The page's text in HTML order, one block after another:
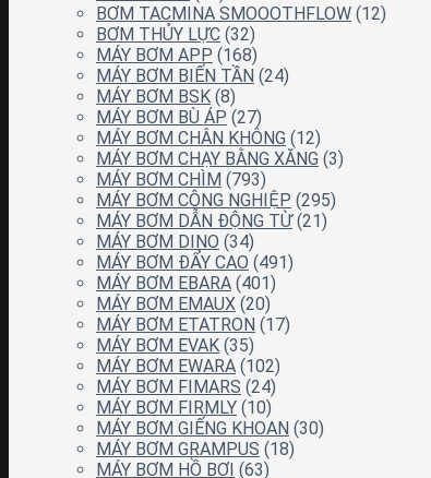
BƠM TACMINA SMOOOTHFLOW (12)
BƠM THỦY LỰC (32)
MÁY BƠM APP (168)
MÁY BƠM BIẾN TẦN (24)
MÁY BƠM BSK (8)
MÁY BƠM BÙ ÁP (27)
MÁY BƠM CHÂN KHÔNG (12)
MÁY BƠM CHẠY BẰNG XĂNG (3)
MÁY BƠM CHÌM (793)
MÁY BƠM CÔNG NGHIỆP (295)
MÁY BƠM DẪN ĐỘNG TỪ (21)
MÁY BƠM DINO (34)
MÁY BƠM ĐẨY CAO (491)
MÁY BƠM EBARA (401)
MÁY BƠM EMAUX (20)
MÁY BƠM ETATRON (17)
MÁY BƠM EVAK (35)
MÁY BƠM EWARA (102)
MÁY BƠM FIMARS (24)
MÁY BƠM FIRMLY (10)
MÁY BƠM GIẾNG KHOAN (30)
MÁY BƠM GRAMPUS (18)
MÁY BƠM HỒ BƠI (63)